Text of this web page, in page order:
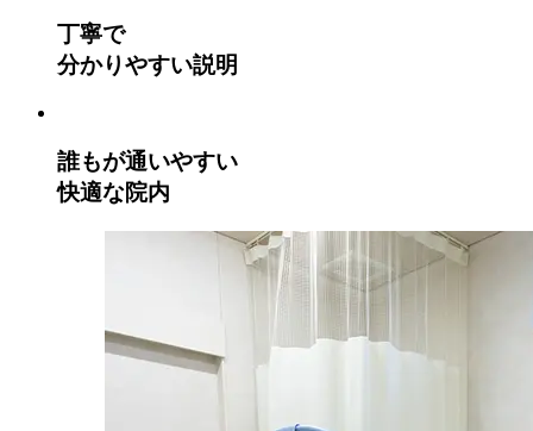
丁寧で
分かりやすい説明
誰もが通いやすい
快適な院内